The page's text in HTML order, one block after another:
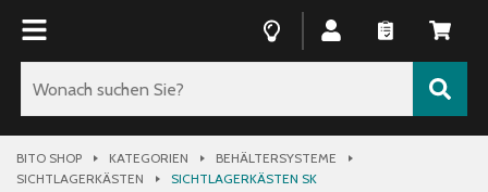
BITO SHOP KATEGORIEN
BEHÄLTERSYSTEME
SICHTLAGERKÄSTEN
SICHTLAGERKÄSTEN SK